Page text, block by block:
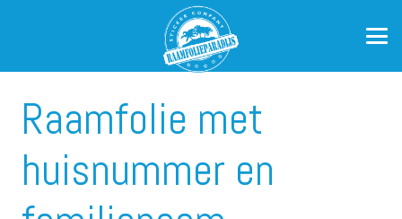
Raamfolie met
huisnummer en